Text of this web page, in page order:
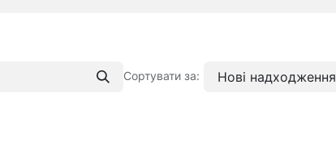
Сортувати за: Нові надходження